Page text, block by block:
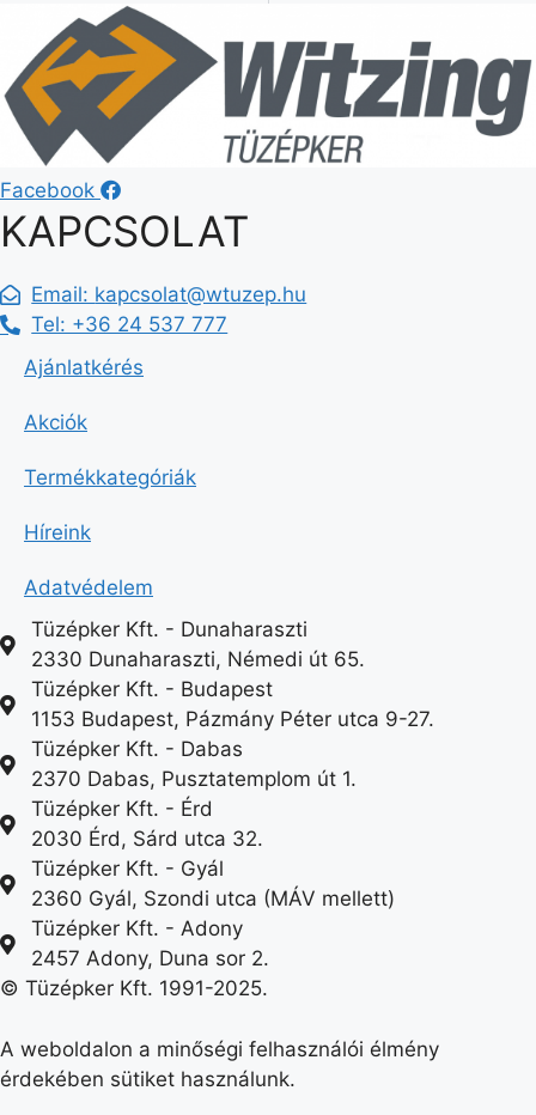
Facebook
KAPCSOLAT
Email: kapcsolat@wtuzep.hu
Tel: +36 24 537 777
Ajánlatkérés
Akciók
Termékkategóriák
Híreink
Adatvédelem
Tüzépker Kft. - Dunaharaszti
2330 Dunaharaszti, Némedi út 65.
Tüzépker Kft. - Budapest
1153 Budapest, Pázmány Péter utca 9-27.
Tüzépker Kft. - Dabas
2370 Dabas, Pusztatemplom út 1.
Tüzépker Kft. - Érd
2030 Érd, Sárd utca 32.
Tüzépker Kft. - Gyál
2360 Gyál, Szondi utca (MÁV mellett)
Tüzépker Kft. - Adony
2457 Adony, Duna sor 2.
© Tüzépker Kft. 1991-2025.
A weboldalon a minőségi felhasználói élmény
érdekében sütiket használunk.